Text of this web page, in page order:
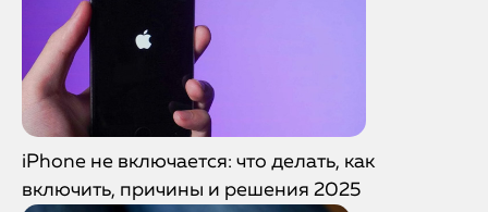
iPhone не включается: что делать, как
включить, причины и решения 2025